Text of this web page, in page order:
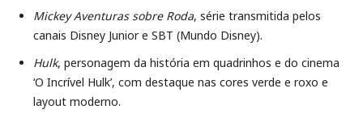
Mickey Aventuras sobre Roda, série transmitida pelos
canais Disney Junior e SBT (Mundo Disney).
Hulk, personagem da história em quadrinhos e do cinema
‘O Incrível Hulk’, com destaque nas cores verde e roxo e
layout moderno.